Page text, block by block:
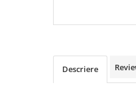
Valentine's Day
Cadouri pentru Nasi si Fini
Cadouri CraciunDescriere